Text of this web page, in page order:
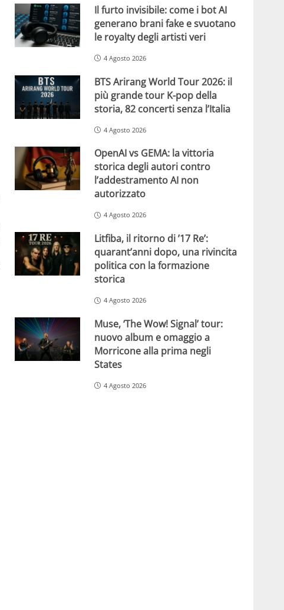
Il furto invisibile: come i bot AI
generano brani fake e svuotano
le royalty degli artisti veri
4 Agosto 2026
BTS Arirang World Tour 2026: il
più grande tour K-pop della
storia, 82 concerti senza l’Italia
4 Agosto 2026
OpenAI vs GEMA: la vittoria
storica degli autori contro
l’addestramento AI non
autorizzato
4 Agosto 2026
Litfiba, il ritorno di ’17 Re’:
quarant’anni dopo, una rivincita
politica con la formazione
storica
4 Agosto 2026
Muse, ‘The Wow! Signal’ tour:
nuovo album e omaggio a
Morricone alla prima negli
States
4 Agosto 2026